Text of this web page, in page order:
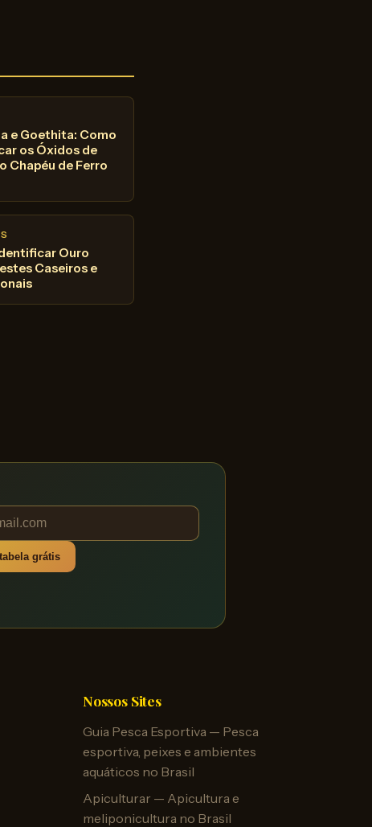
e Goethita: Como
os Óxidos de
Chapéu de Ferro
Ouro
Caseiros e
grátis
Nossos Sites
Guia Pesca Esportiva — Pesca
esportiva, peixes e ambientes
aquáticos no Brasil
Apiculturar — Apicultura e
meliponicultura no Brasil